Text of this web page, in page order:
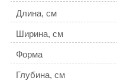
Длина, см
Ширина, см
Форма
Глубина, см